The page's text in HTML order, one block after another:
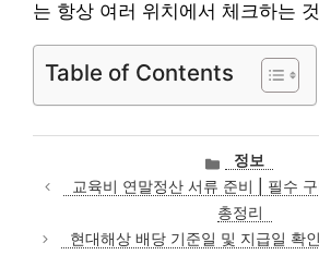
는 항상 여러 위치에서 체크하는
Table of Contents
카
테
고
리
정보
교육비 연말정산 서류 준비 | 필수
총정리
현대해상 배당 기준일 및 지급일 확